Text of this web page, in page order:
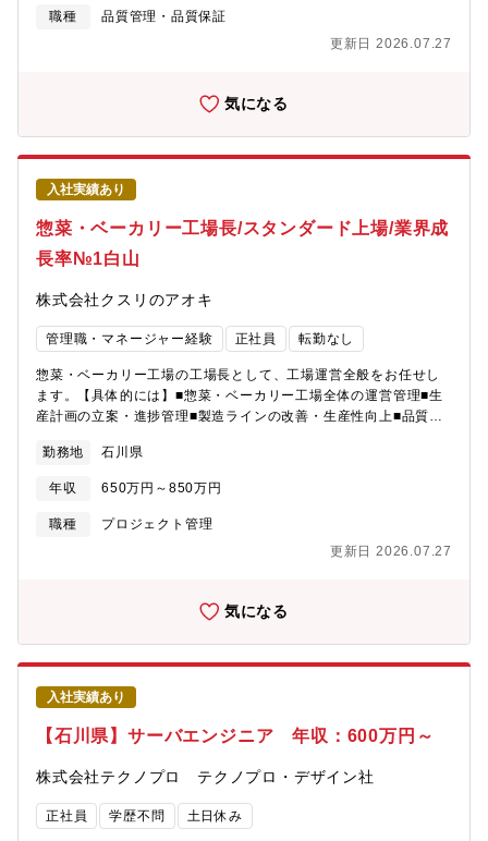
部門メンバーのマネジメント・育成
職種
品質管理・品質保証
更新日 2026.07.27
気になる
入社実績あり
惣菜・ベーカリー工場長/スタンダード上場/業界成
長率№1白山
株式会社クスリのアオキ
管理職・マネージャー経験 正社員 転勤なし
惣菜・ベーカリー工場の工場長として、工場運営全般をお任せし
ます。【具体的には】■惣菜・ベーカリー工場全体の運営管理■生
産計画の立案・進捗管理■製造ラインの改善・生産性向上■品質管
置・労務管理・教育・マネジメント■設備投資・設備改善の企画■
本社および各部門との連携・調整■KPI管理および業績改善施策の
推進
勤務地 石川県
年収 650万円～850万円
職種
プロジェクト管理
更新日 2026.07.27
気になる
入社実績あり
【石川県】サーバエンジニア 年収：600万円～
株式会社テクノプロ テクノプロ・デザイン社
正社員 学歴不問 土日休み